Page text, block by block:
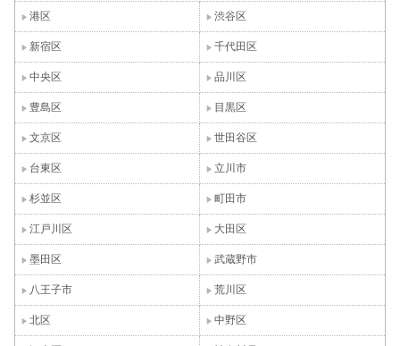
港区 渋谷区
新宿区 千代田区
中央区 品川区
豊島区 目黒区
文京区 世田谷区
台東区 立川市
杉並区 町田市
江戸川区 大田区
墨田区 武蔵野市
八王子市 荒川区
北区 中野区